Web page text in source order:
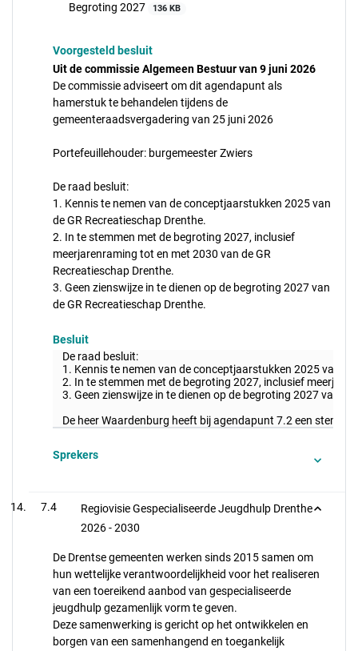
Begroting 2027
136 KB
Voorgesteld besluit
Uit de commissie Algemeen Bestuur van 9 juni 2026
De commissie adviseert om dit agendapunt als
hamerstuk te behandelen tijdens de
gemeenteraadsvergadering van 25 juni 2026
Portefeuillehouder: burgemeester Zwiers
De raad besluit:
1. Kennis te nemen van de conceptjaarstukken 2025 van
de GR Recreatieschap Drenthe.
2. In te stemmen met de begroting 2027, inclusief
meerjarenraming tot en met 2030 van de GR
Recreatieschap Drenthe.
3. Geen zienswijze in te dienen op de begroting 2027 van
de GR Recreatieschap Drenthe.
Besluit
De raad besluit:
1. Kennis te nemen van de conceptjaarstukken 2025 van
2. In te stemmen met de begroting 2027, inclusief
3. Geen zienswijze in te dienen op de begroting 2027 van
De heer Waardenburg heeft bij agendapunt 7.2 een
Sprekers
7.4
Regiovisie Gespecialiseerde Jeugdhulp Drenthe
2026 - 2030
De Drentse gemeenten werken sinds 2015 samen om
hun wettelijke verantwoordelijkheid voor het realiseren
van een toereikend aanbod van gespecialiseerde
jeugdhulp gezamenlijk vorm te geven.
Deze samenwerking is gericht op het ontwikkelen en
borgen van een samenhangend en toegankelijk